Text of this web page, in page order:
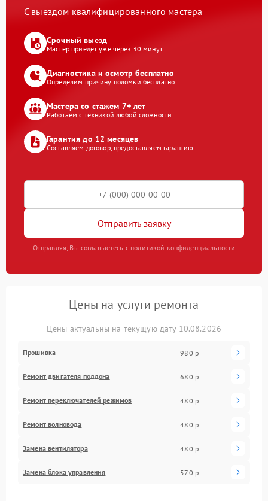
С выездом квалифицированного мастера
Срочный выезд
Мастер приедет уже через 30 минут
Диагностика и осмотр бесплатно
Определим причину поломки бесплатно
Мастера со стажем 7+ лет
Работаем с техникой любой сложности
Гарантия до 12 месяцев
Составляем договор, предоставляем гарантию
Отправить заявку
Отправляя, Вы соглашаетесь с политикой конфиденциальности
Цены на услуги ремонта
Цены актуальны на текущую дату 10.08.2026
Прошивка 980 р
Ремонт двигателя поддона 680 р
Ремонт переключателей режимов 480 р
Ремонт волновода 480 р
Замена вентилятора 480 р
Замена блока управления 570 р